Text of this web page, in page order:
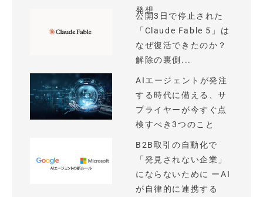
発想
公開3日で停止された
「Claude Fable 5」は
なぜ復活できたのか？
解除の裏側...
AIエージェントが発注
する時代に備える、サ
プライヤーが今すぐ点
検すべき3つのこと
B2B取引の自動化で
「発見されない企業」
にならないために ーAI
が自律的に連携する